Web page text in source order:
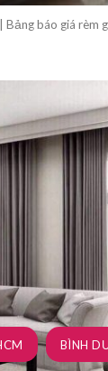
Bảng báo giá rèm
BÌNH